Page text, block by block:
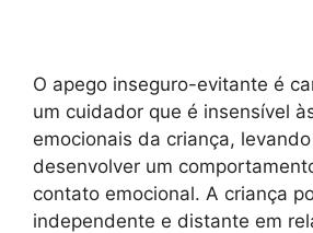
O apego inseguro-evitante é
um cuidador que é insensível
emocionais da criança,
desenvolver um
contato emocional. A criança
independente e distante em